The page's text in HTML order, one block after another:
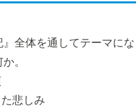
』全体を通してテーマに
。
悲しみ